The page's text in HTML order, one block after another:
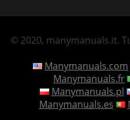
© 2020, manymanuals.it.
Manymanuals.com
Manymanuals.fr
Manymanuals.pl
Manymanuals.es